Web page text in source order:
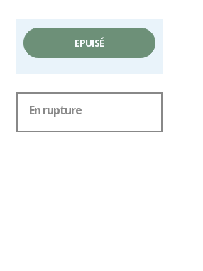
EPUISÉ
En rupture